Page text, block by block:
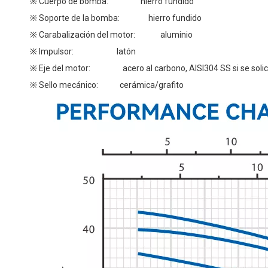
※ Soporte de la bomba: hierro fundido
※ Carabalización del motor: aluminio
※ Impulsor: latón
※ Eje del motor: acero al carbono, AISI304 SS si se
※ Sello mecánico: cerámica/grafito